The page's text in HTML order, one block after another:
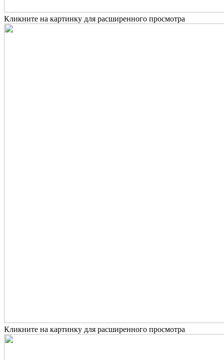
Кликните на картинку для расширенного просмотра
Кликните на картинку для расширенного просмотра